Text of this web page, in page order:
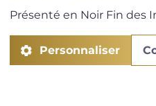
Présenté en Noir Fin des
Personnaliser